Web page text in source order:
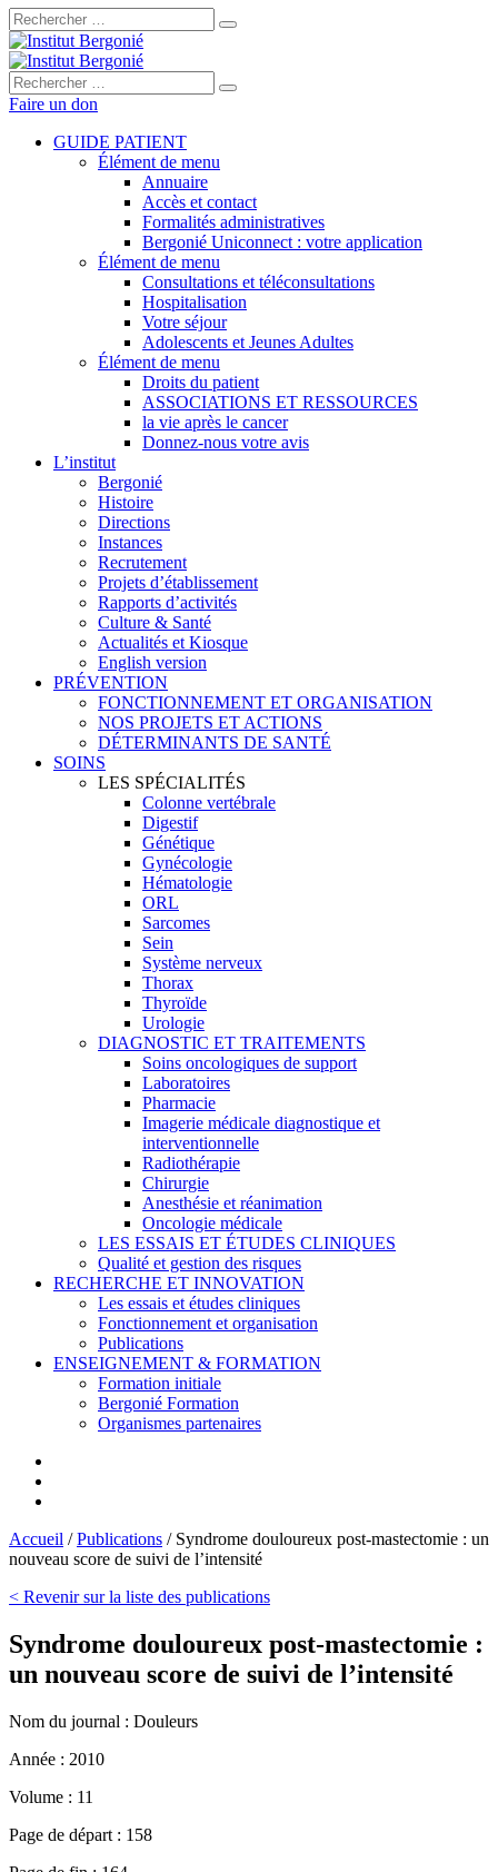
Rechercher :
Rechercher :
Faire un don
GUIDE PATIENT
Élément de menu
Annuaire
Accès et contact
Formalités administratives
Bergonié Uniconnect : votre application
Élément de menu
Consultations et téléconsultations
Hospitalisation
Votre séjour
Adolescents et Jeunes Adultes
Élément de menu
Droits du patient
ASSOCIATIONS ET RESSOURCES
la vie après le cancer
Donnez-nous votre avis
L’institut
Bergonié
Histoire
Directions
Instances
Recrutement
Projets d’établissement
Rapports d’activités
Culture & Santé
Actualités et Kiosque
English version
PRÉVENTION
FONCTIONNEMENT ET ORGANISATION
NOS PROJETS ET ACTIONS
DÉTERMINANTS DE SANTÉ
SOINS
LES SPÉCIALITÉS
Colonne vertébrale
Digestif
Génétique
Gynécologie
Hématologie
ORL
Sarcomes
Sein
Système nerveux
Thorax
Thyroïde
Urologie
DIAGNOSTIC ET TRAITEMENTS
Soins oncologiques de support
Laboratoires
Pharmacie
Imagerie médicale diagnostique et
interventionnelle
Radiothérapie
Chirurgie
Anesthésie et réanimation
Oncologie médicale
LES ESSAIS ET ÉTUDES CLINIQUES
Qualité et gestion des risques
RECHERCHE ET INNOVATION
Les essais et études cliniques
Fonctionnement et organisation
Publications
ENSEIGNEMENT & FORMATION
Formation initiale
Bergonié Formation
Organismes partenaires
Accueil /Publications / Syndrome douloureux post-mastectomie : un
nouveau score de suivi de l’intensité
< Revenir sur la liste des publications
Syndrome douloureux post-mastectomie :
un nouveau score de suivi de l’intensité
Nom du journal : Douleurs
Année : 2010
Volume : 11
Page de départ : 158